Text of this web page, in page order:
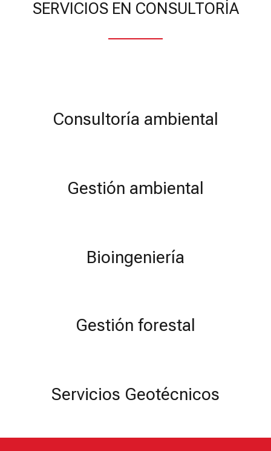
SERVICIOS EN CONSULTORÍA
Consultoría ambiental
Gestión ambiental
Bioingeniería
Gestión forestal
Servicios Geotécnicos